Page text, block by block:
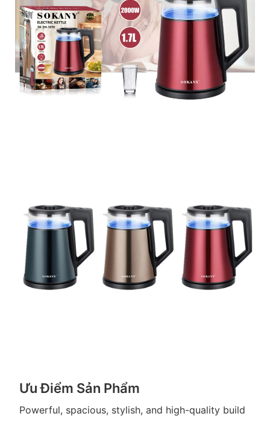
Ưu Điểm Sản Phẩm
Powerful, spacious, stylish, and high-quality build